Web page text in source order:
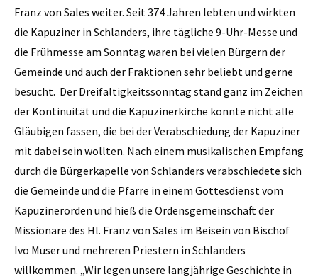
Franz von Sales weiter. Seit 374 Jahren lebten und wirkten
die Kapuziner in Schlanders, ihre tägliche 9-Uhr-Messe und
die Frühmesse am Sonntag waren bei vielen Bürgern der
Gemeinde und auch der Fraktionen sehr beliebt und gerne
besucht. Der Dreifaltigkeitssonntag stand ganz im Zeichen
der Kontinuität und die Kapuzinerkirche konnte nicht alle
Gläubigen fassen, die bei der Verabschiedung der Kapuziner
mit dabei sein wollten. Nach einem musikalischen Empfang
durch die Bürgerkapelle von Schlanders verabschiedete sich
die Gemeinde und die Pfarre in einem Gottesdienst vom
Kapuzinerorden und hieß die Ordensgemeinschaft der
Missionare des Hl. Franz von Sales im Beisein von Bischof
Ivo Muser und mehreren Priestern in Schlanders
willkommen. „Wir legen unsere langjährige Geschichte in